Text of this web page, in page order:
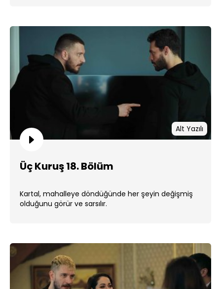
Alt Yazılı
Üç Kuruş 18. Bölüm
Kartal, mahalleye döndüğünde her şeyin değişmiş
olduğunu görür ve sarsılır.